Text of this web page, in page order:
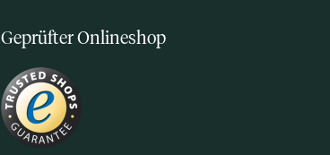
Geprüfter Onlineshop